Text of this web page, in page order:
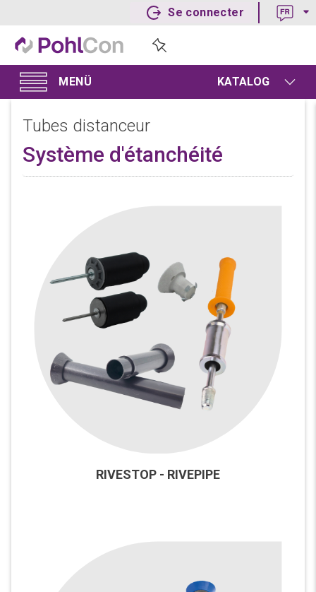
KATALOG
Se connecter
Tubes distanceur
Système d'étanchéité
RIVESTOP - RIVEPIPE